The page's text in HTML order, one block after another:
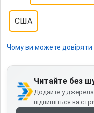
США
Чому ви можете
Читайте без
Додайте у
підпишіться на